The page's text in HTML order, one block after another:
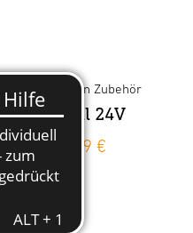
24V-Garten Zubehör
Netzteil 24V
ab 39,99 €